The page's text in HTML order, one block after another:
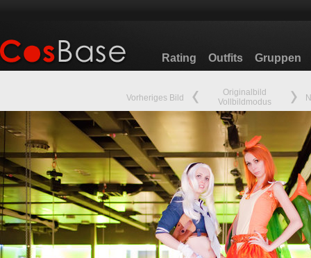
Rating Outfits Gruppen
Vorheriges Bild
Originalbild
Vollbildmodus